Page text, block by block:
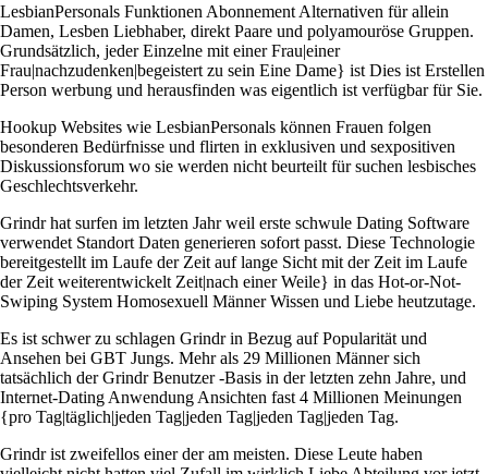
LesbianPersonals Funktionen Abonnement Alternativen für allein
Damen, Lesben Liebhaber, direkt Paare und polyamouröse Gruppen.
Grundsätzlich, jeder Einzelne mit einer Frau|einer
Frau|nachzudenken|begeistert zu sein Eine Dame} ist Dies ist Erstellen
Person werbung und herausfinden was eigentlich ist verfügbar für Sie.
Hookup Websites wie LesbianPersonals können Frauen folgen
besonderen Bedürfnisse und flirten in exklusiven und sexpositiven
Diskussionsforum wo sie werden nicht beurteilt für suchen lesbisches
Geschlechtsverkehr. ​​
Grindr hat surfen im letzten Jahr weil erste schwule Dating Software
verwendet Standort Daten generieren sofort passt. Diese Technologie
bereitgestellt im Laufe der Zeit auf lange Sicht mit der Zeit im Laufe
der Zeit weiterentwickelt Zeit|nach einer Weile} in das Hot-or-Not-
Swiping System Homosexuell Männer Wissen und Liebe heutzutage.
Es ist schwer zu schlagen Grindr in Bezug auf Popularität und
Ansehen bei GBT Jungs. Mehr als 29 Millionen Männer sich
tatsächlich der Grindr Benutzer -Basis in der letzten zehn Jahre, und
Internet-Dating Anwendung Ansichten fast 4 Millionen Meinungen
{pro Tag|täglich|jeden Tag|jeden Tag|jeden Tag|jeden Tag.
Grindr ist zweifellos einer der am meisten. Diese Leute haben